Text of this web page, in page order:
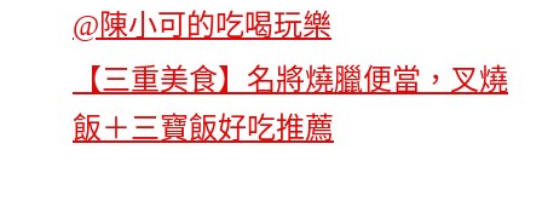
【三重美食】名將燒臘便當，叉燒
飯＋三寶飯好吃推薦